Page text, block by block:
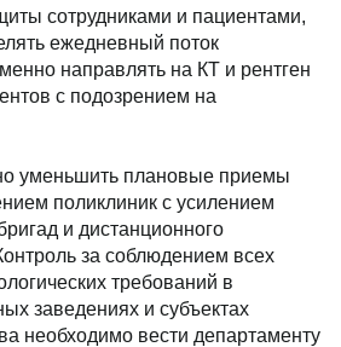
сотрудниками и пациентами,
ежедневный поток
направлять на КТ и рентген
с подозрением на
уменьшить плановые приемы
поликлиник с усилением
и дистанционного
за соблюдением всех
требований в
заведениях и субъектах
необходимо вести департаменту